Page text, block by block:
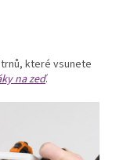
které vsunete
na zeď.